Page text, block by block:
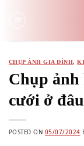
CHỤP ẢNH GIA ĐÌNH,
Chụp ảnh
cưới ở
POSTED ON 05/07/2024